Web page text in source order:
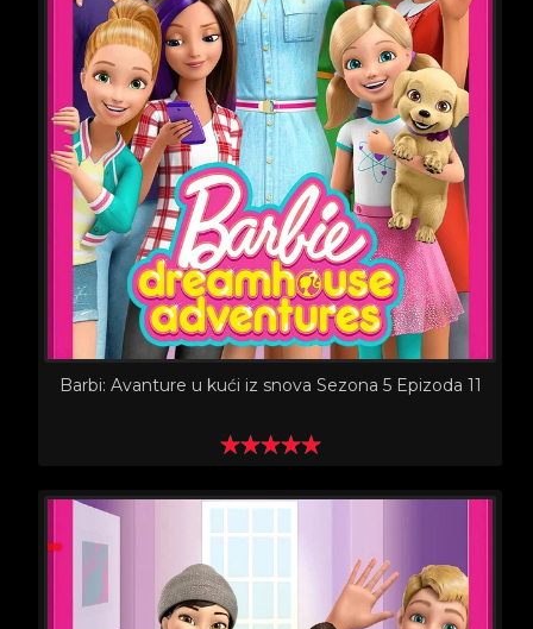
Barbi: Avanture u kući iz snova Sezona 5 Epizoda 11